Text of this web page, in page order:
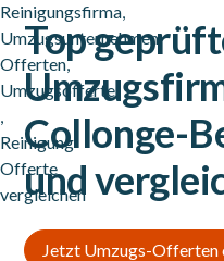
Top
Collonge-
und
Jetzt Umzugs-Offerten